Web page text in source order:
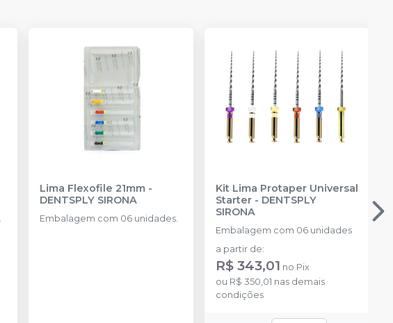
Lima Flexofile 21mm-
DENTSPLY SIRONA
Embalagem com 06 unidades.
Kit Lima Protaper Universal
Starter- DENTSPLY
SIRONA
Embalagem com 06 unidades
a partir de:
R$ 343,01 no Pix
ou R$ 350,01 nas demais
condições